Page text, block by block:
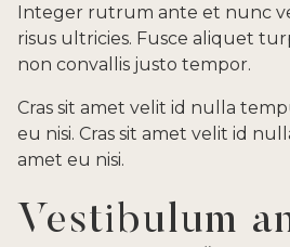
Integer rutrum ante et nunc
risus ultricies. Fusce aliquet
non convallis justo tempor.
Cras sit amet velit id nulla
eu nisi. Cras sit amet velit id
amet eu nisi.
Vestibulum